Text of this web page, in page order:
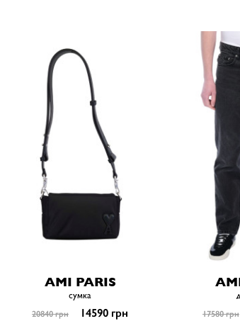
AMI PARIS
сумка
20840 грн 14590 грн 17580 грн